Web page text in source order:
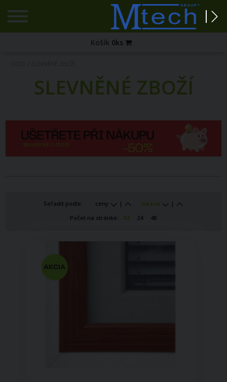
PŘIHLÁŠENÍ
Košík 0ks
SLEVNĚNÉ ZBOŽÍ
Seřadit podle: ceny | názvu
|
Počet na stránke: 12 24 48